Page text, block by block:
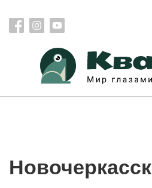
Новочеркасск